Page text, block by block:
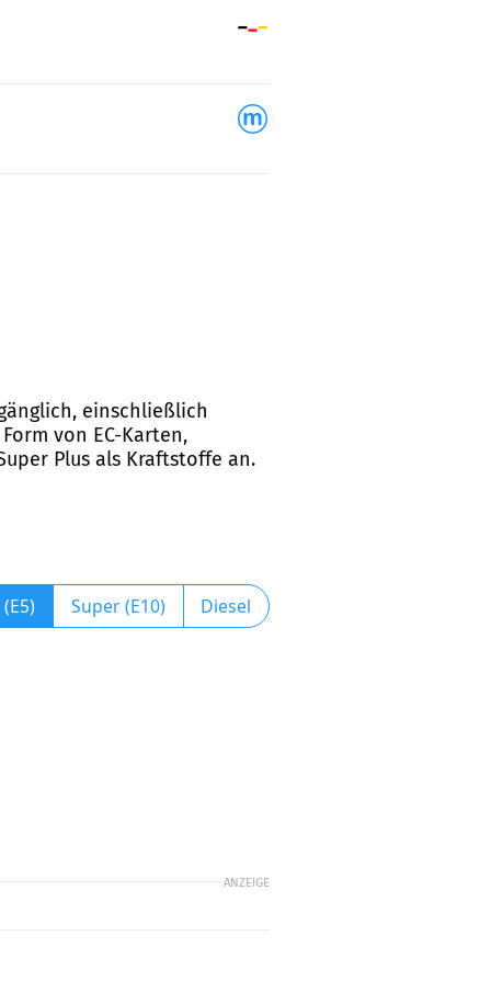
einschließlich
von EC-Karten,
Plus als Kraftstoffe an.
Super (E10) Diesel
ANZEIGE